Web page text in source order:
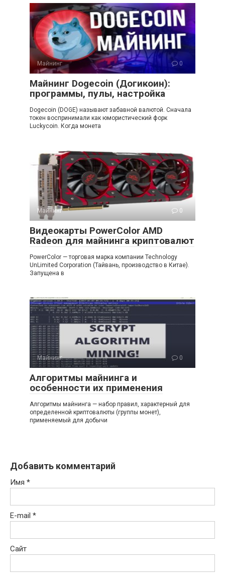
Майнинг 0
Майнинг Dogecoin (Догикоин):
программы, пулы, настройка
Dogecoin (DOGE) называют забавной валютой. Сначала
токен воспринимали как юмористический форк
Luckycoin. Когда монета
Майнинг 0
Видеокарты PowerColor AMD
Radeon для майнинга криптовалют
PowerColor — торговая марка компании Technology
UnLimited Corporation (Тайвань, производство в Китае).
Запущена в
Майнинг 0
Алгоритмы майнинга и
особенности их применения
Алгоритмы майнинга — набор правил, характерный для
определенной криптовалюты (группы монет),
применяемый для добычи
Добавить комментарий
Имя *
E-mail *
Сайт